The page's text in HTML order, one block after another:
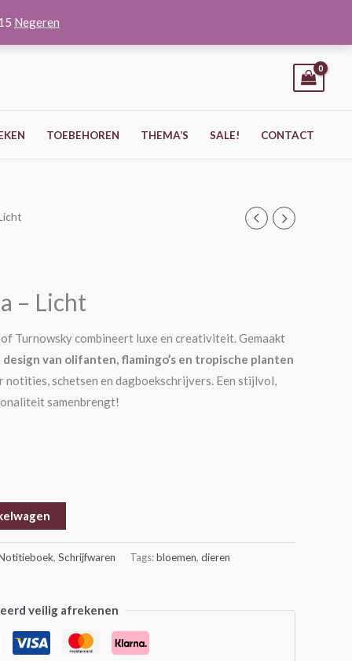
Negeren
TOEBEHOREN THEMA’S SALE! CONTACT
– Licht
Turnowsky combineert luxe en creativiteit. Gemaakt
van olifanten, flamingo’s en tropische planten
schetsen en dagboekschrijvers. Een stijlvol,
samenbrengt!
, Schrijfwaren Tags:bloemen, dieren
veilig afrekenen